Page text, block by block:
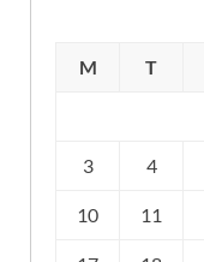
M
T
3 4
10 11